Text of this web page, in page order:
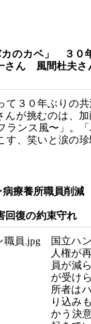
カのカベ」 ３０
さん 風間杜夫さ
て３０年ぶりの
んが挑むのは、
ランス風〜」。
す、笑いと涙の
病療養所職員削
復の約束守れ
国立ハ
人権が
員が減
が受け
所者は
り込み
かう決